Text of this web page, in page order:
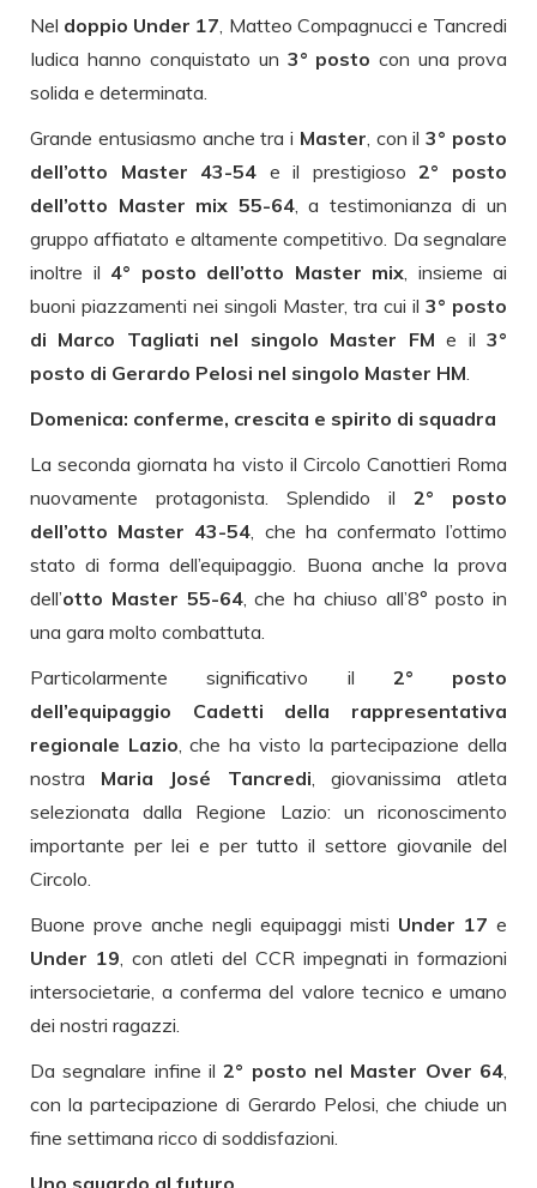
Nel doppio Under 17 , Matteo Compagnucci e Tancredi
Iudica hanno conquistato un 3° posto con una prova
solida e determinata.
Grande entusiasmo anche tra i Master , con il3° posto
dell’otto Master 43-54 e il prestigioso2° posto
dell’otto Master mix 55-64, a testimonianza di un
gruppo affiatato e altamente competitivo. Da segnalare
inoltre il 4° posto dell’otto Master mix , insieme ai
buoni piazzamenti nei singoli Master, tra cui il 3° posto
di Marco Tagliati nel singolo Master FM e il3°
posto di Gerardo Pelosi nel singolo Master HM
Domenica: conferme, crescita e spirito di squadra
La seconda giornata ha visto il Circolo Canottieri Roma
nuovamente protagonista. Splendido il 2° posto
dell’otto Master 43-54 , che ha confermato l’ottimo
stato di forma dell’equipaggio. Buona anche la prova
dell’otto Master 55-64, che ha chiuso all’8° posto in
una gara molto combattuta.
Particolarmente significativo il 2° posto
dell’equipaggio Cadetti della rappresentativa
regionale Lazio , che ha visto la partecipazione della
nostra Maria José Tancredi , giovanissima atleta
selezionata dalla Regione Lazio: un riconoscimento
importante per lei e per tutto il settore giovanile del
Circolo.
Buone prove anche negli equipaggi misti Under 17 e
Under 19 , con atleti del CCR impegnati in formazioni
intersocietarie, a conferma del valore tecnico e umano
dei nostri ragazzi.
Da segnalare infine il2° posto nel Master Over 64
con la partecipazione di Gerardo Pelosi, che chiude un
fine settimana ricco di soddisfazioni.
Uno sguardo al futuro